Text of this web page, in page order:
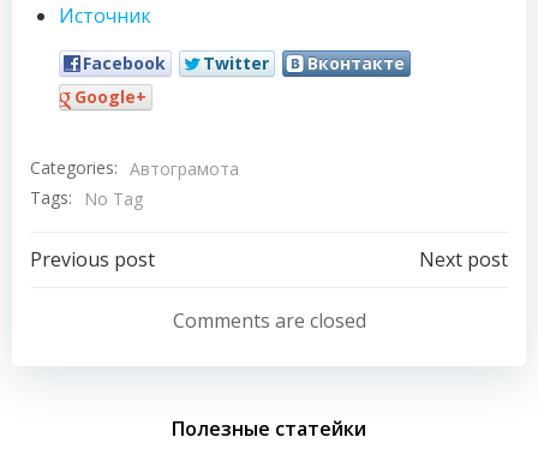
Источник
Facebook Twitter
Вконтакте
Google+
Categories: Автограмота
Tags:
No Tag
Навигация
записям
Previous post
Навигация
по
записям
Next post
Comments are closed
Полезные статейки